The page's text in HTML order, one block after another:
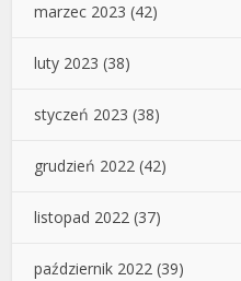
marzec 2023 (42)
luty 2023 (38)
styczeń 2023 (38)
grudzień 2022 (42)
listopad 2022 (37)
październik 2022 (39)